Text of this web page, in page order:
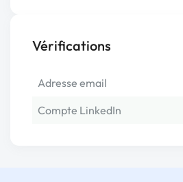
Vérifications
Adresse email
Compte LinkedIn